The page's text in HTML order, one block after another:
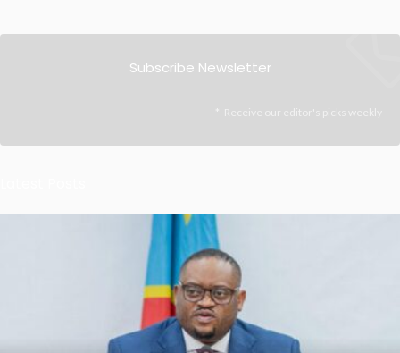
Subscribe Newsletter
Receive our editor's picks weekly